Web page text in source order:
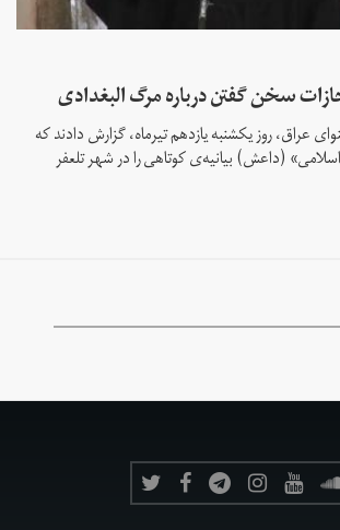
عراق، روز یکشنبه یازدهم تیرماه، گزارش دادند که
(داعش) بیانیه‌ی کوتاهی را در شهر تلعفر